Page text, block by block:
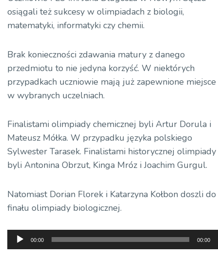
osiągali też sukcesy w olimpiadach z biologii,
matematyki, informatyki czy chemii.
Brak konieczności zdawania matury z danego
przedmiotu to nie jedyna korzyść. W niektórych
przypadkach uczniowie mają już zapewnione miejsce
w wybranych uczelniach.
Finalistami olimpiady chemicznej byli Artur Dorula i
Mateusz Mółka. W przypadku języka polskiego
Sylwester Tarasek. Finalistami historycznej olimpiady
byli Antonina Obrzut, Kinga Mróz i Joachim Gurgul.
Natomiast Dorian Florek i Katarzyna Kołbon doszli do
finału olimpiady biologicznej.
Odtwarzacz
plików
00:00 00:00